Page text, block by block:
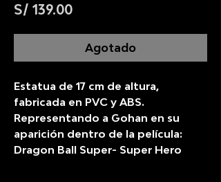
S/ 139.00Precio
Agotado
Estatua de 17 cm de altura,
fabricada en PVC y ABS.
Representando a Gohan en su
aparición dentro de la película:
Dragon Ball Super- Super Hero